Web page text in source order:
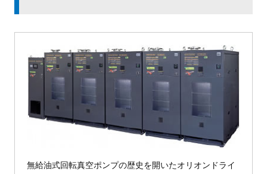
無給油式回転真空ポンプの歴史を開いたオリオンドライ